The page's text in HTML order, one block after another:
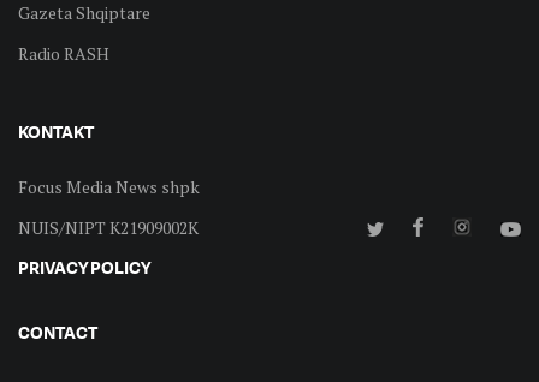
Gazeta Shqiptare
Radio RASH
KONTAKT
Focus Media News shpk
NUIS/NIPT K21909002K
PRIVACY POLICY
CONTACT